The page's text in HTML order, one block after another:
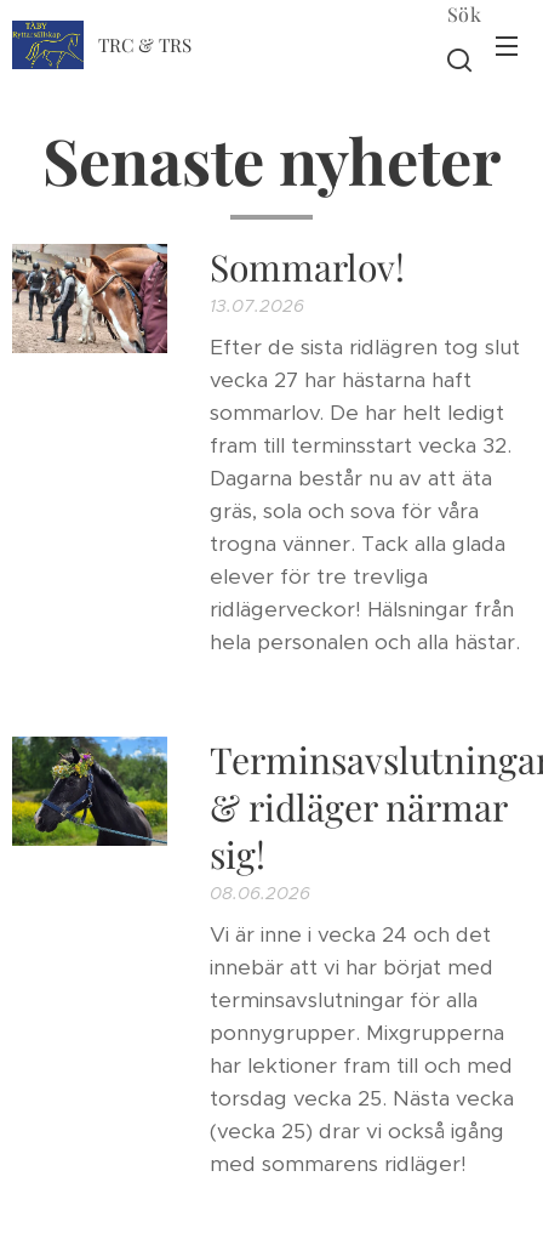
TRC & TRS
Sök
Senaste nyheter
Sommarlov!
13.07.2026
Efter de sista ridlägren tog slut
vecka 27 har hästarna haft
sommarlov. De har helt ledigt
fram till terminsstart vecka 32.
Dagarna består nu av att äta
gräs, sola och sova för våra
trogna vänner. Tack alla glada
elever för tre trevliga
ridlägerveckor! Hälsningar från
hela personalen och alla hästar.
& ridläger närmar
sig!
08.06.2026
Vi är inne i vecka 24 och det
innebär att vi har börjat med
terminsavslutningar för alla
ponnygrupper. Mixgrupperna
har lektioner fram till och med
torsdag vecka 25. Nästa vecka
(vecka 25) drar vi också igång
med sommarens ridläger!